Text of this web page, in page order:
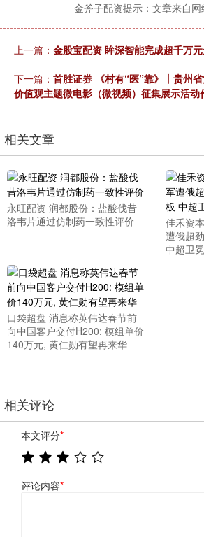
金斧子配资提示：文章来自网
上一篇： 金股宝配资 眸深智能完成超千万
下一篇： 首胜证券 《村有“医”靠》丨贵州
价值观主题微电影（微视频）征集展示活动
相关文章
永旺配资 润都股份：盐酸伐昔
洛韦片通过仿制药一致性评价
佳禾资
遭俄超
中超卫
口袋超盘 消息称英伟达春节前
向中国客户交付H200: 模组单价
140万元, 黄仁勋有望再来华
相关评论
本文评分*
评论内容*